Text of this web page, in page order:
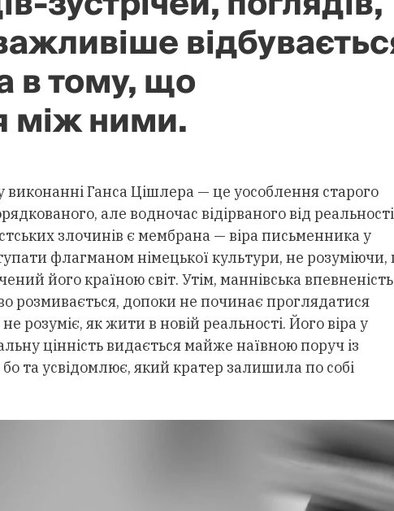
в тому, що
між ними.
Ганса Цішлера — це уособлення старого
але водночас відірваного від
злочинів є мембрана — віра письменника у
флагманом німецької культури, не
його країною світ. Утім, маннівська
розмивається, допоки не починає проглядатися
розуміє, як жити в новій реальності. Його віра у
цінність видається майже наївною поруч із
та усвідомлює, який кратер залишила по собі